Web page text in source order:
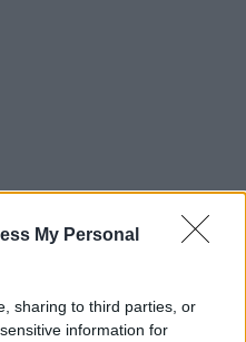
My Personal
sharing to third parties, or
information for